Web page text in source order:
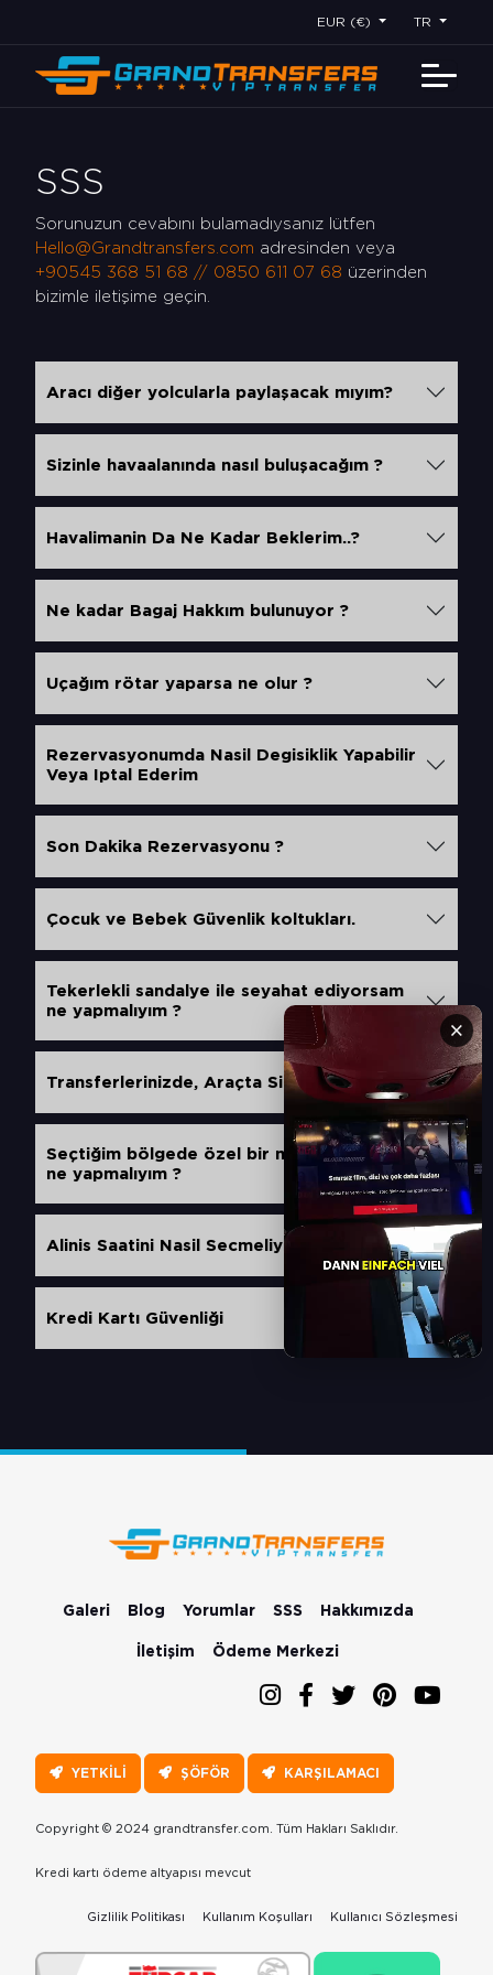
EUR (€) TR
×
SSS
Sorunuzun cevabını bulamadıysanız lütfen
Hello@Grandtransfers.com adresinden veya
+90545 368 51 68 // 0850 611 07 68 üzerinden
bizimle iletişime geçin.
Aracı diğer yolcularla paylaşacak mıyım?
Sizinle havaalanında nasıl buluşacağım ?
Havalimanin Da Ne Kadar Beklerim..?
Ne kadar Bagaj Hakkım bulunuyor ?
Uçağım rötar yaparsa ne olur ?
Rezervasyonumda Nasil Degisiklik Yapabilir
Veya Iptal Ederim
Son Dakika Rezervasyonu ?
Çocuk ve Bebek Güvenlik koltukları.
Tekerlekli sandalye ile seyahat ediyorsam
ne yapmalıyım ?
Transferlerinizde, Araçta Sigara içilirmi ?
Seçtiğim bölgede özel bir mülke gidiyorum,
ne yapmalıyım ?
Alinis Saatini Nasil Secmeliyim ?
Kredi Kartı Güvenliği
Galeri Blog Yorumlar SSS Hakkımızda
İletişim Ödeme Merkezi
YETKİLİ ŞÖFÖR KARŞILAMACI
Copyright © 2024 grandtransfer.com. Tüm Hakları Saklıdır.
Kredi kartı ödeme altyapısı mevcut
Gizlilik Politikası Kullanım Koşulları Kullanıcı Sözleşmesi